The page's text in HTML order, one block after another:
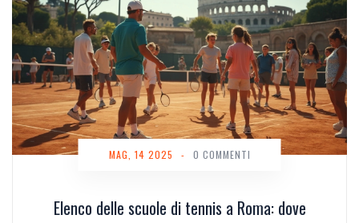
Elenco delle scuole di tennis a Roma: dove
MAG, 14 2025 - 0 COMMENTI